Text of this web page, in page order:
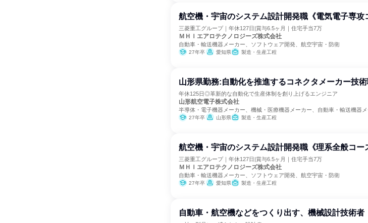
航空機・宇宙のシステム設計開発職《電気電子専攻
三菱重工グループ｜年休127日|賞与6.5ヶ月｜住宅手当7万
ＭＨＩエアロテクノロジーズ株式会社
自動車・輸送機器メーカー、ソフトウェア開発、航空宇宙・防衛
27年卒 愛知県 製造・生産工程
山形県勤務:自動化を推進するコネクタメーカー技
年休125日◎革新的な自動化で生産体制を創り上げるエンジニア
山形航空電子株式会社
半導体・電子機器メーカー、機械・医療機器メーカー、自動車・輸送機器
27年卒 山形県 製造・生産工程
航空機・宇宙のシステム設計開発職《理系全般コー
三菱重工グループ｜年休127日|賞与6.5ヶ月｜住宅手当7万
ＭＨＩエアロテクノロジーズ株式会社
自動車・輸送機器メーカー、ソフトウェア開発、航空宇宙・防衛
27年卒 愛知県 製造・生産工程
自動車・航空機などをつくり出す、機械設計技術者